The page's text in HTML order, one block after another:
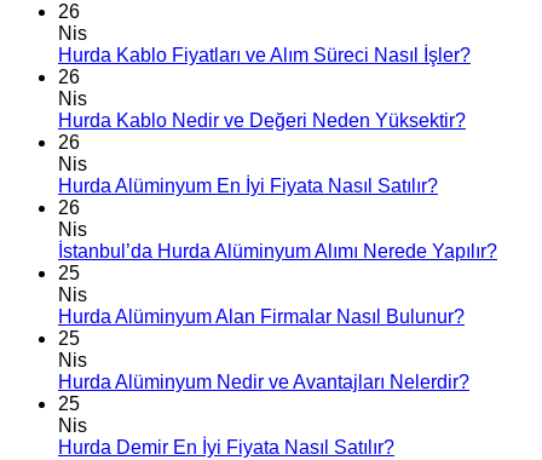
26
Nis
Hurda Kablo Fiyatları ve Alım Süreci Nasıl İşler?
26
Nis
Hurda Kablo Nedir ve Değeri Neden Yüksektir?
26
Nis
Hurda Alüminyum En İyi Fiyata Nasıl Satılır?
26
Nis
İstanbul’da Hurda Alüminyum Alımı Nerede Yapılır?
25
Nis
Hurda Alüminyum Alan Firmalar Nasıl Bulunur?
25
Nis
Hurda Alüminyum Nedir ve Avantajları Nelerdir?
25
Nis
Hurda Demir En İyi Fiyata Nasıl Satılır?